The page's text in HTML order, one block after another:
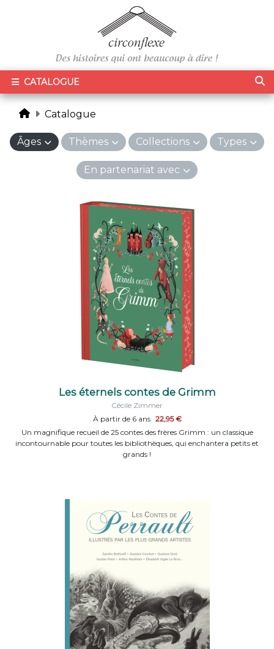
CATALOGUE
Catalogue
Âges Thèmes Collections Types
En partenariat avec
Les éternels contes de Grimm
Cécile Zimmer
À partir de 6 ans 22,95 €
Un magnifique recueil de 25 contes des frères Grimm : un classique
incontournable pour toutes les bibliothèques, qui enchantera petits et
grands !